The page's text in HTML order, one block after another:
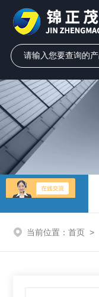
产品展示
当前位置： 首页 >